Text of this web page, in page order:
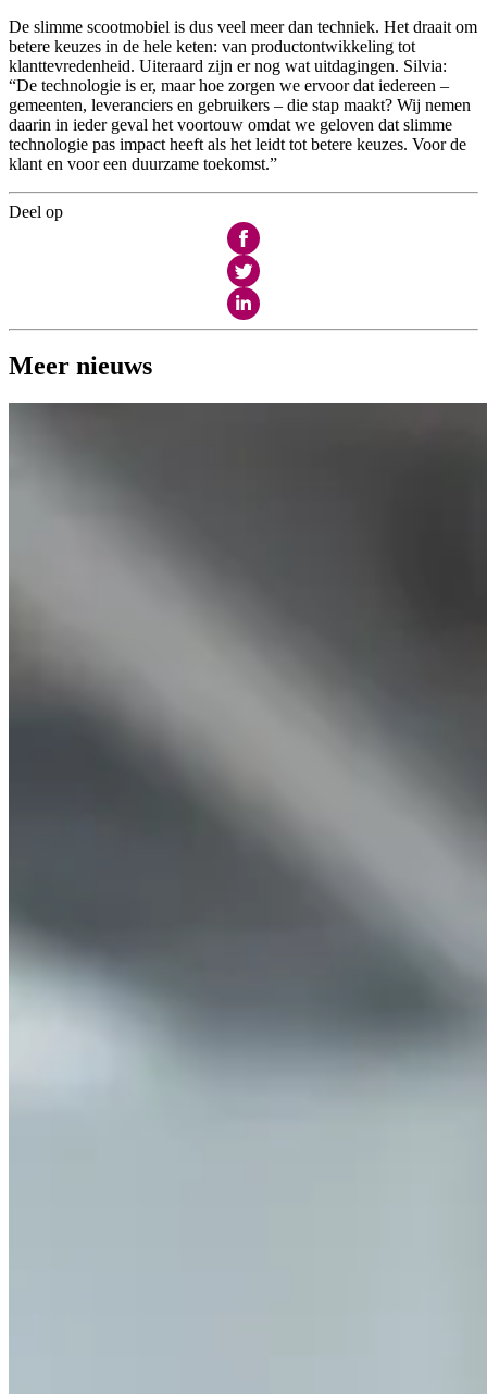
De slimme scootmobiel is dus veel meer dan techniek. Het draait om
betere keuzes in de hele keten: van productontwikkeling tot
klanttevredenheid. Uiteraard zijn er nog wat uitdagingen. Silvia:
“De technologie is er, maar hoe zorgen we ervoor dat iedereen –
gemeenten, leveranciers en gebruikers – die stap maakt? Wij nemen
daarin in ieder geval het voortouw omdat we geloven dat slimme
technologie pas impact heeft als het leidt tot betere keuzes. Voor de
klant en voor een duurzame toekomst.”
Deel op
Meer nieuws